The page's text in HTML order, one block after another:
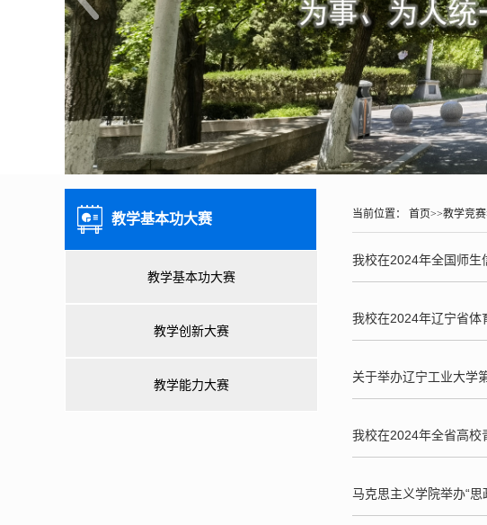
教学基本功大赛
教学基本功大赛
教学创新大赛
教学能力大赛
当前位置： 首页>>教学竞赛
我校在2024年全国师生
我校在2024年辽宁省体
关于举办辽宁工业大学
我校在2024年全省高校
马克思主义学院举办“